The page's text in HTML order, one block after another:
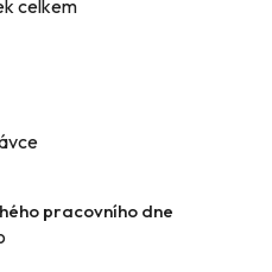
O
a
p
r
celkem
pracovního dne